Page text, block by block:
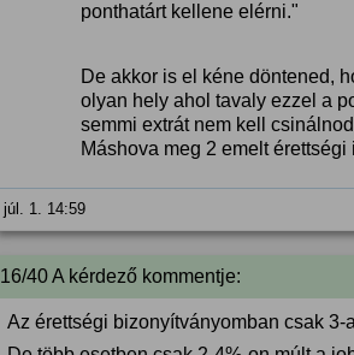
ponthatárt kellene elérni."
De akkor is el kéne döntened,
olyan hely ahol tavaly ezzel a
semmi extrát nem kell
Máshova meg 2 emelt érettségi
júl. 1. 14:59
16/40 A kérdező kommentje:
Az érettségi bizonyítványomban csak 3-